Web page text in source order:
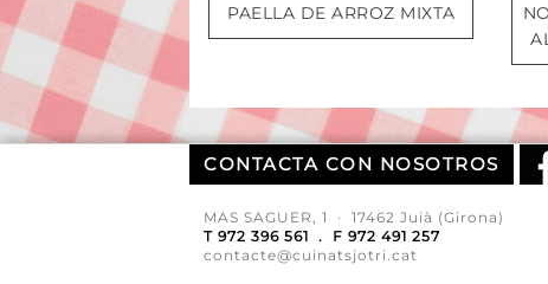
PAELLA DE ARROZ MIXTA
CONTACTA CON NOSOTROS
MAS SAGUER, 1 · 17462 Juià (Girona)
T 972 396 561 . F 972 491 257
contacte@cuinatsjotri.cat